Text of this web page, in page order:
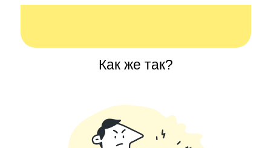
Как же так?